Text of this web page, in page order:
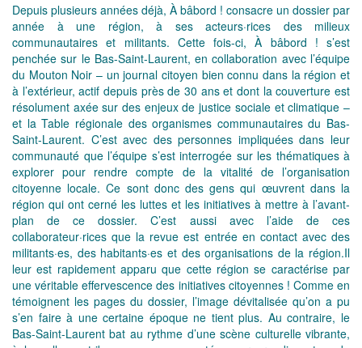
Depuis plusieurs années déjà, À bâbord ! consacre un dossier par
année à une région, à ses acteurs·rices des milieux
communautaires et militants. Cette fois-ci, À bâbord ! s’est
penchée sur le Bas-Saint-Laurent, en collaboration avec l’équipe
du Mouton Noir – un journal citoyen bien connu dans la région et
à l’extérieur, actif depuis près de 30 ans et dont la couverture est
résolument axée sur des enjeux de justice sociale et climatique –
et la Table régionale des organismes communautaires du Bas-
Saint-Laurent. C’est avec des personnes impliquées dans leur
communauté que l’équipe s’est interrogée sur les thématiques à
explorer pour rendre compte de la vitalité de l’organisation
citoyenne locale. Ce sont donc des gens qui œuvrent dans la
région qui ont cerné les luttes et les initiatives à mettre à l’avant-
plan de ce dossier. C’est aussi avec l’aide de ces
collaborateur·rices que la revue est entrée en contact avec des
militants·es, des habitants·es et des organisations de la région.Il
leur est rapidement apparu que cette région se caractérise par
une véritable effervescence des initiatives citoyennes ! Comme en
témoignent les pages du dossier, l’image dévitalisée qu’on a pu
s’en faire à une certaine époque ne tient plus. Au contraire, le
Bas-Saint-Laurent bat au rythme d’une scène culturelle vibrante,